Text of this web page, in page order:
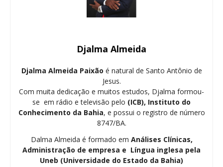
Djalma Almeida
Djalma Almeida Paixão é natural de Santo Antônio de
Jesus.
Com muita dedicação e muitos estudos, Djalma formou-
se em rádio e televisão pelo (ICB), Instituto do
Conhecimento da Bahia, e possui o registro de número
8747/BA.
Dalma Almeida é formado em Análises Clínicas,
Administração de empresa e Língua inglesa pela
Uneb (Universidade do Estado da Bahia)